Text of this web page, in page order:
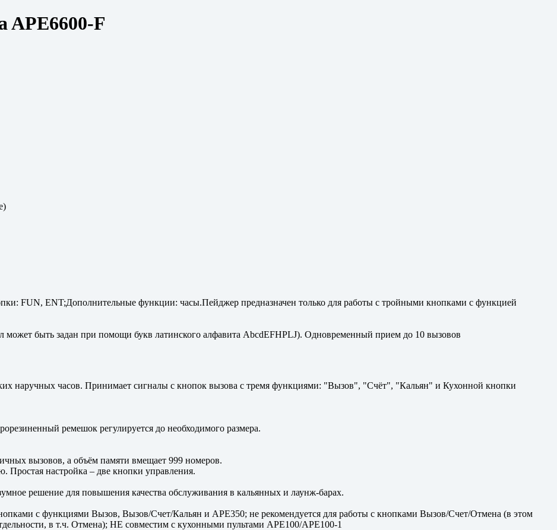
APE6600-F
FUN, ENT;Дополнительные функции: часы.Пейджер предназначен только для работы с тройными кнопками с функцией
быть задан при помощи букв латинского алфавита AbcdEFHPLJ). Одновременный прием до 10 вызовов
наручных часов. Принимает сигналы с кнопок вызова с тремя функциями: "Вызов", "Счёт", "Кальян" и Кухонной кнопки
ремешок регулируется до необходимого размера.
вызовов, а объём памяти вмещает 999 номеров.
Простая настройка – две кнопки управления.
решение для повышения качества обслуживания в кальянных и лаунж-барах.
с функциями Вызов, Вызов/Счет/Кальян и APE350; не рекомендуется для работы с кнопками Вызов/Счет/Отмена (в этом
в т.ч. Отмена); НЕ совместим с кухонными пультами APE100/APE100-1